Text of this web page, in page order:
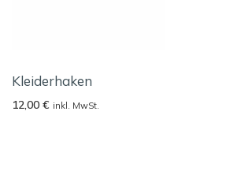
Kleiderhaken
12,00 € inkl. MwSt.